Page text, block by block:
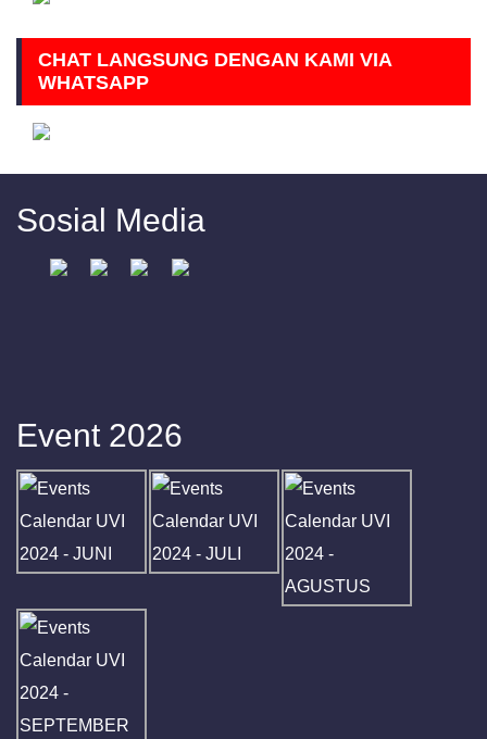
CHAT LANGSUNG DENGAN KAMI VIA
WHATSAPP
Sosial Media
Event 2026